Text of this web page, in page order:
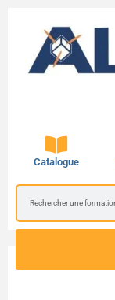
Catalogue